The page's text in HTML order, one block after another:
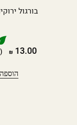
בורגול
13.00